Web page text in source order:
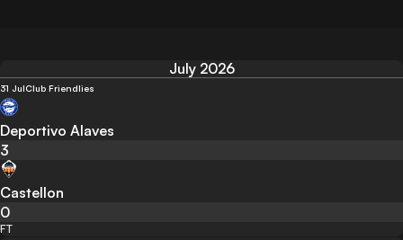
July 2026
31 JulClub Friendlies
Deportivo Alaves
3
Castellon
0
FT